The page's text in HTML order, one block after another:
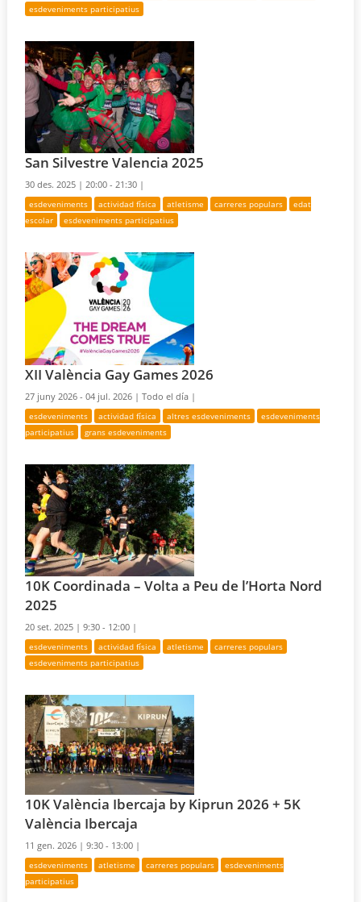
esdeveniments participatius
San Silvestre Valencia 2025
30 des. 2025 |20:00 - 21:30 |
esdeveniments actividad física atletisme carreres populars
edat
escolar
esdeveniments participatius
XII València Gay Games 2026
27 juny 2026 - 04 jul. 2026 |Todo el día |
esdeveniments actividad física altres esdeveniments
esdeveniments
participatius
grans esdeveniments
10K Coordinada – Volta a Peu de l’Horta Nord
2025
20 set. 2025 |9:30 - 12:00 |
esdeveniments actividad física atletisme
carreres populars
esdeveniments participatius
10K València Ibercaja by Kiprun 2026 + 5K
València Ibercaja
11 gen. 2026 |9:30 - 13:00 |
esdeveniments atletisme carreres populars
esdeveniments
participatius